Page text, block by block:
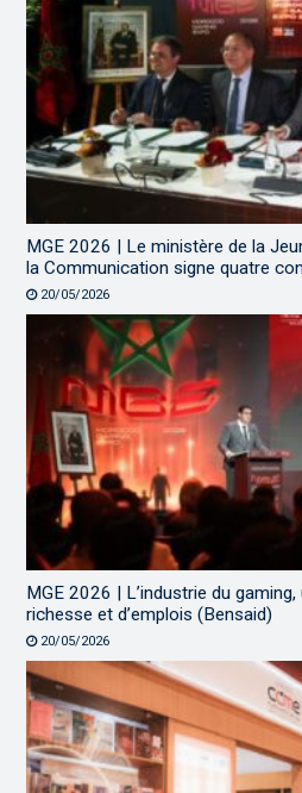
MGE 2026 | Le ministère de la
la Communication signe quatre
20/05/2026
MGE 2026 | L’industrie du
richesse et d’emplois (Bensaid)
20/05/2026